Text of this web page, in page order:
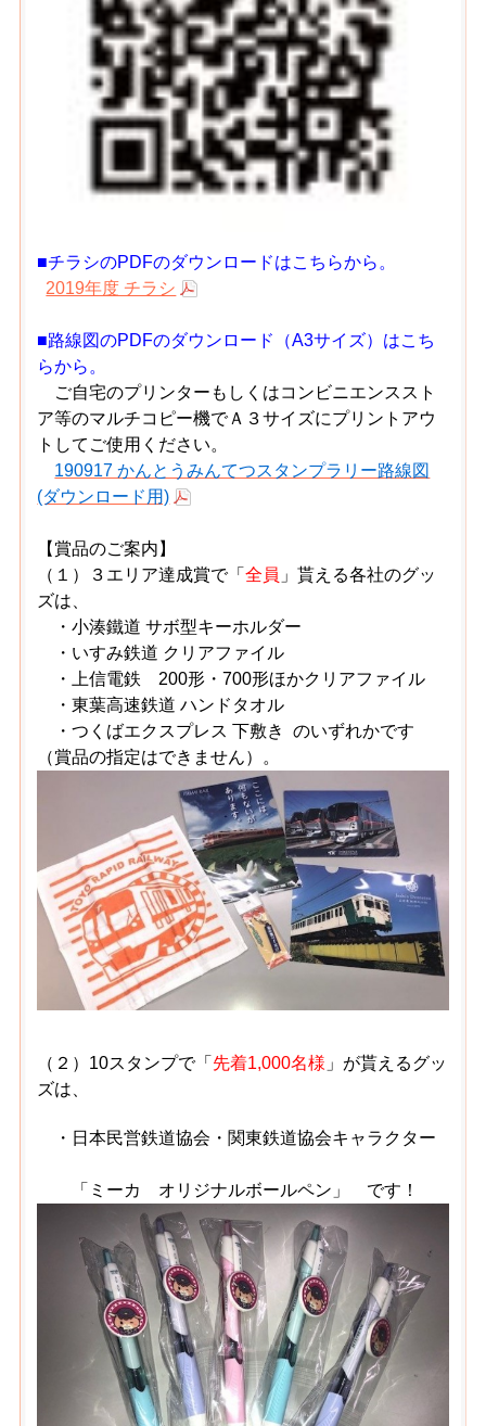
■チラシのPDFのダウンロードはこちらから。
2019年度 チラシ
■路線図のPDFのダウンロード（A3サイズ）はこち
らから。
ご自宅のプリンターもしくはコンビニエンススト
ア等のマルチコピー機でＡ３サイズにプリントアウ
トしてご使用ください。
190917 かんとうみんてつスタンプラリー路線図
(ダウンロード用)
【賞品のご案内】
（１）３エリア達成賞で「全員 」貰える各社のグッ
ズは、
・小湊鐵道 サボ型キーホルダー
・いすみ鉄道 クリアファイル
・上信電鉄 200形・700形ほかクリアファイル
・東葉高速鉄道 ハンドタオル
・つくばエクスプレス 下敷きのいずれかです
（賞品の指定はできません）。
（２）10スタンプで「 先着1,000名様 」が貰えるグッ
ズは、
・日本民営鉄道協会・関東鉄道協会キャラクター
「ミーカ オリジナルボールペン」 です！